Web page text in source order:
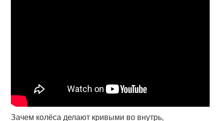
Зачем колёса делают кривыми во внутрь,